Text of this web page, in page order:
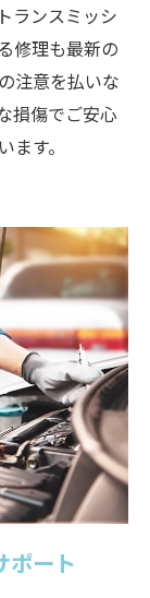
ランスミッシ
修理も最新の
注意を払いな
損傷でご安心
す。
ポート